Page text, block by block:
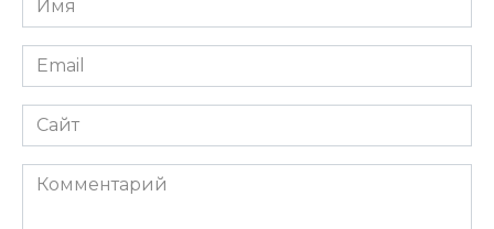
*
Email
*
Сайт
Комментарий